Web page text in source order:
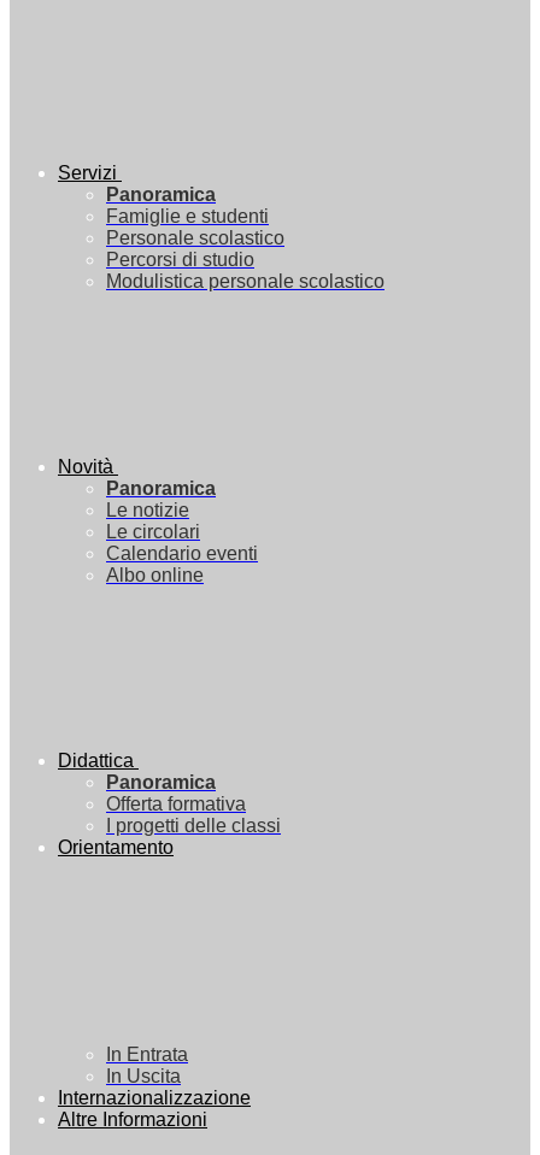
Servizi
Panoramica
Famiglie e studenti
Personale scolastico
Percorsi di studio
Modulistica personale scolastico
Novità
Panoramica
Le notizie
Le circolari
Calendario eventi
Albo online
Didattica
Panoramica
Offerta formativa
I progetti delle classi
Orientamento
In Entrata
In Uscita
Internazionalizzazione
Altre Informazioni